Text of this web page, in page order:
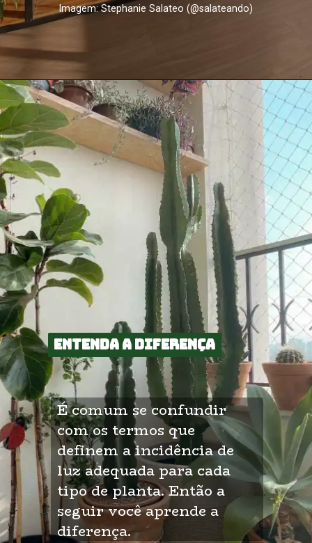
Imagem: Stephanie Salateo (@salateando)
Entenda a diferença
Entenda a diferença
É comum se confundir
com os termos que
definem a incidência de
luz adequada para cada
tipo de planta. Então a
seguir você aprende a
diferença.